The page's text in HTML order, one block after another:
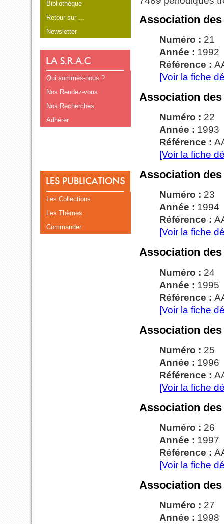
Bibliothèque
Retour sur ...
Newsletter
Qui sommes-nous ?
Nos Rendez-vous
Nos Recherches
Adhérer
Les Collections
Les Thèmes
Commander
Association
Numéro : 21
Année : 1992
Référence :
[Voir la fiche
Association
Numéro : 22
Année : 1993
Référence :
[Voir la fiche
Association
Numéro : 23
Année : 1994
Référence :
[Voir la fiche
Association
Numéro : 24
Année : 1995
Référence :
[Voir la fiche
Association
Numéro : 25
Année : 1996
Référence :
[Voir la fiche
Association
Numéro : 26
Année : 1997
Référence :
[Voir la fiche
Association
Numéro : 27
Année : 1998